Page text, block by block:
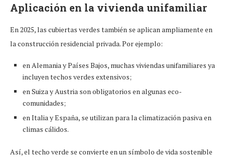
Aplicación en la vivienda unifamiliar
En 2025, las cubiertas verdes también se aplican ampliamente en
la construcción residencial privada. Por ejemplo:
en Alemania y Países Bajos, muchas viviendas unifamiliares ya
incluyen techos verdes extensivos;
en Suiza y Austria son obligatorios en algunas eco-
comunidades;
en Italia y España, se utilizan para la climatización pasiva en
climas cálidos.
Así, el techo verde se convierte en un símbolo de vida sostenible